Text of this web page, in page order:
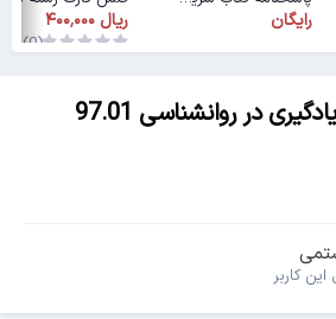
رایگان
(0)
در روانشناسی 97.01